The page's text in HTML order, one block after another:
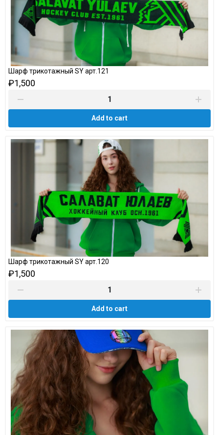
Шарф трикотажный SY арт.121
₽1,500
Add to cart
Шарф трикотажный SY арт.120
₽1,500
Add to cart